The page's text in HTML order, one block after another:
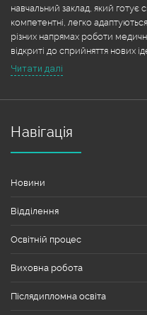
навчальний заклад, який готує
компетентні, легко
різних напрямах роботи
відкриті до сприйняття нових
Читати далі
Навігація
Новини
Відділення
Освітній процес
Виховна робота
Післядипломна освіта